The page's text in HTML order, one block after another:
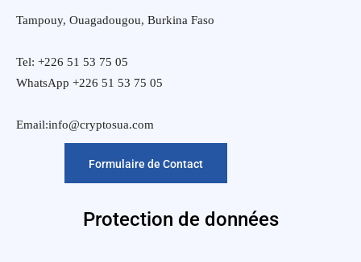
Tampouy, Ouagadougou, Burkina Faso
Tel: +226 51 53 75 05
WhatsApp +226 51 53 75 05
Email:info@cryptosua.com
Formulaire de Contact
Protection de données